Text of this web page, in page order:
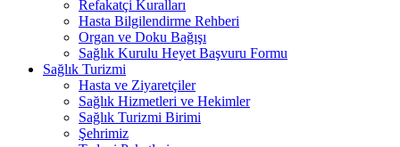
Refakatçi Kuralları
Hasta Bilgilendirme Rehberi
Organ ve Doku Bağışı
Sağlık Kurulu Heyet Başvuru Formu
Sağlık Turizmi
Hasta ve Ziyaretçiler
Sağlık Hizmetleri ve Hekimler
Sağlık Turizmi Birimi
Şehrimiz